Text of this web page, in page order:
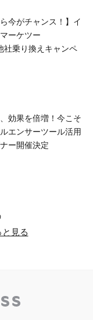
今がチャンス！】イ
ーケツー
社乗り換えキャンペ
効果を倍増！今こそ
エンサーツール活用
ー開催決定
と見る